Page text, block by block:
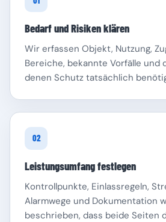
Schleswig-Holstein
Bedarf und Risiken klären
Wir erfassen Objekt, Nutzung,
Bereiche, bekannte Vorfälle und
denen Schutz tatsächlich
02
Leistungsumfang festlegen
Kontrollpunkte, Einlassregeln,
Alarmwege und Dokumentation
beschrieben, dass beide Seiten